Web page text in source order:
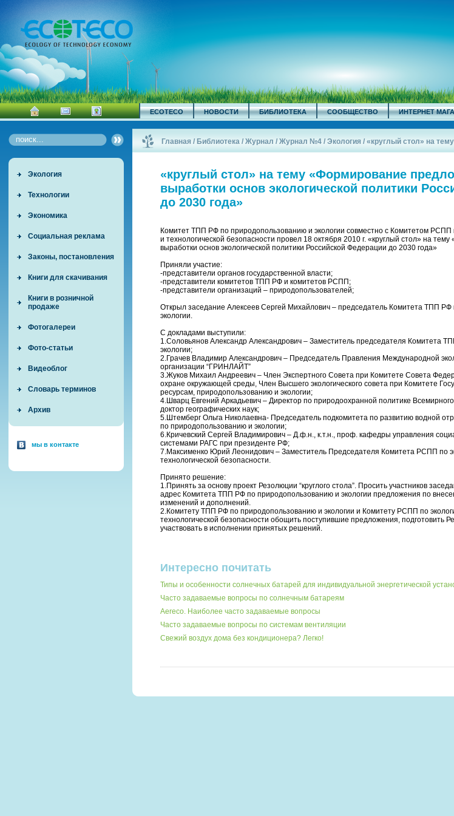
ECOTECO НОВОСТИ БИБЛИОТЕКА СООБЩЕСТВО ИНТЕРНЕТ
Экология
Технологии
Экономика
Социальная реклама
Законы, постановления
Книги для скачивания
Книги в розничной
продаже
Фотогалереи
Фото-статьи
Видеоблог
Словарь терминов
Архив
мы в контакте
Главная / Библиотека /Журнал /Журнал №4 /Экология /«круглый стол» на
«круглый стол» на тему «Формирование
выработки основ экологической политики
до 2030 года»
Комитет ТПП РФ по природопользованию и экологии совместно с Комитетом РСПП
и технологической безопасности провел 18 октября 2010 г. «круглый стол» на
выработки основ экологической политики Российской Федерации до 2030 года»
Приняли участие:
-представители органов государственной власти;
-представители комитетов ТПП РФ и комитетов РСПП;
-представители организаций – природопользователей;
Открыл заседание Алексеев Сергей Михайлович – председатель Комитета ТПП
экологии.
С докладами выступили:
1.Соловьянов Александр Александрович – Заместитель председателя Комитета
экологии;
2.Грачев Владимир Александрович – Председатель Правления Международной
организации “ГРИНЛАЙТ”
3.Жуков Михаил Андреевич – Член Экспертного Совета при Комитете Совета
охране окружающей среды, Член Высшего экологического совета при Комитете
ресурсам, природопользованию и экологии;
4.Шварц Евгений Аркадьевич – Директор по природоохранной политике
доктор географических наук;
5.Штемберг Ольга Николаевна- Председатель подкомитета по развитию водной
по природопользованию и экологии;
6.Кричевский Сергей Владимирович – Д.ф.н., к.т.н., проф. кафедры управления
системами РАГС при президенте РФ;
7.Максименко Юрий Леонидович – Заместитель Председателя Комитета РСПП по
технологической безопасности.
Принято решение:
1.Принять за основу проект Резолюции “круглого стола”. Просить участников
адрес Комитета ТПП РФ по природопользованию и экологии предложения по
изменений и дополнений.
2.Комитету ТПП РФ по природопользованию и экологии и Комитету РСПП по
технологической безопасности обощить поступившие предложения, подготовить
участвовать в исполнении принятых решений.
Интересно почитать
Типы и особенности солнечных батарей для индивидуальной энергетической
Часто задаваемые вопросы по солнечным батареям
Aereco. Наиболее часто задаваемые вопросы
Часто задаваемые вопросы по системам вентиляции
Свежий воздух дома без кондиционера? Легко!